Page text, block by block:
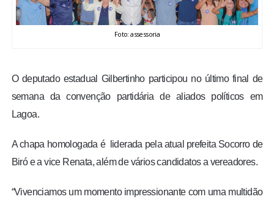
ENQUETE
FOTOS
COLUNISTAS
Foto: assessoria
O deputado estadual Gilbertinho participou no último final de
semana da convenção partidária de aliados políticos em
Lagoa.
A chapa homologada é liderada pela atual prefeita Socorro de
Biró e a vice Renata, além de vários candidatos a vereadores.
“Vivenciamos um momento impressionante com uma multidão